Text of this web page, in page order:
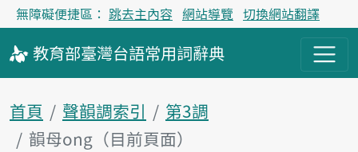
無障礙便捷區： 跳去主內容 網站導覽 切換網站翻譯
教育部臺灣台語常用詞辭典
首頁 聲韻調索引
第3調
韻母ong（目前頁面）